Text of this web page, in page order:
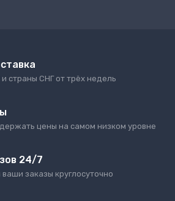
страны СНГ от трёх недель
цены на самом низком уровне
24/7
заказы круглосуточно